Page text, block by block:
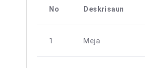
No Deskrisaun
1 Meja